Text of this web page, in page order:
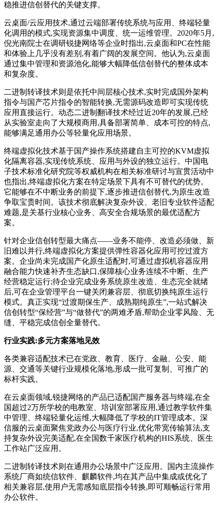
稳推进信创替代的关键支撑。
云桌面/云应用技术,通过云端部署传统系统与应用、终端轻量
化调用的模式,实现资源集中调度、统一运维管理。2020年5月,
倪光南院士在调研锐捷网络等企业时指出,云桌面和PC在性能
和体验上几乎没有差别,有着广阔的发展空间。他认为,云桌面
通过集中管理和资源池化,能够大幅降低信创替代的整体成本
和复杂度。
二进制转译技术则是依托中间层核心技术,实时完成国外架构
指令与国产芯片指令的智能转换,无需源码改造即可实现传统
应用直接运行。动态二进制翻译技术经过近20年的发展,已经
从实验室走向了大规模商用,具备部署简单、成本可控的特点,
能够满足通用办公等轻量化应用场景。
终端虚拟化技术基于国产操作系统搭建自主可控的KVM虚拟
化隔离容器,实现传统系统、应用与外设的独立运行。中国电
子技术标准化研究院等权威机构在相关标准研讨与宣贯活动中
也指出,终端虚拟化方案在特定场景下具有不可替代的优势。
它能够在不中断业务的前提下,逐步推进信创替代,为原生改造
争取宝贵时间。该技术彻底解决复杂外设、老旧专业软件适配
难题,是关基行业核心业务、高安全合规场景的最优适配方
案。
针对企业信创转型最大痛点——业务不能停、改造必须做、新
旧难以并行,终端虚拟化方案提供弹性容器化应用可控过渡方
案。企业尚未完成国产化原生适配时,可通过虚拟机容器应用
融合能力快速补齐生态缺口,保障核心业务连续不中断、生产
经营稳定运行;待企业完成业务系统原生改造、生态完全就绪
后,可在企业管理平台一键关闭兼容层、彻底切换纯原生运行
模式。真正实现“过渡期保生产、成熟期纯原生”,一站式解决
信创转型“保经营”与“做替代”的两难矛盾,帮助企业零风险、无
缝、平稳完成信创全量替代。
行业实践:多元方案落地见效
各类兼容适配技术已在党政、教育、医疗、金融、公安、能
源、交通等关键行业规模化落地,形成一批可复制、可推广的
标杆实践。
在云桌面领域,锐捷网络的产品已适配国产服务器与终端,在全
国超过2万所学校的电教室、培训室部署应用,通过教学软件集
中管理、终端轻量化运维,大幅降低了学校的IT管理成本。深
信服的云桌面聚焦党政办公与医疗行业,优化带宽传输算法,支
持复杂外设完美适配,在全国数千家医疗机构的HIS系统、医生
工作站广泛应用。
二进制转译技术则在通用办公场景中广泛应用。国内主流操作
系统厂商如统信软件、麒麟软件,均在其产品中集成或优化了
相关兼容层,使用户无需感知底层指令转换,即可顺畅运行常用
办公软件。